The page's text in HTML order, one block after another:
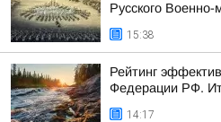
Русского Военно-
15:38
Рейтинг
Федерации РФ.
14:17